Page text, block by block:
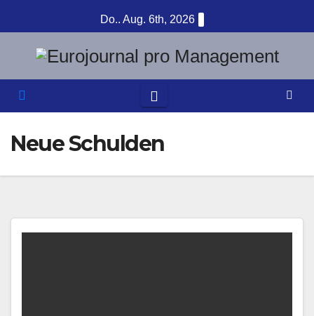
Inhalt
springen
Do.. Aug. 6th, 2026
Neue Schulden